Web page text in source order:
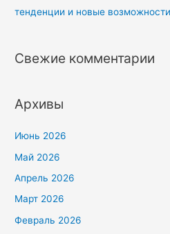
тенденции и новые
Свежие комментарии
Архивы
Июнь 2026
Май 2026
Апрель 2026
Март 2026
Февраль 2026